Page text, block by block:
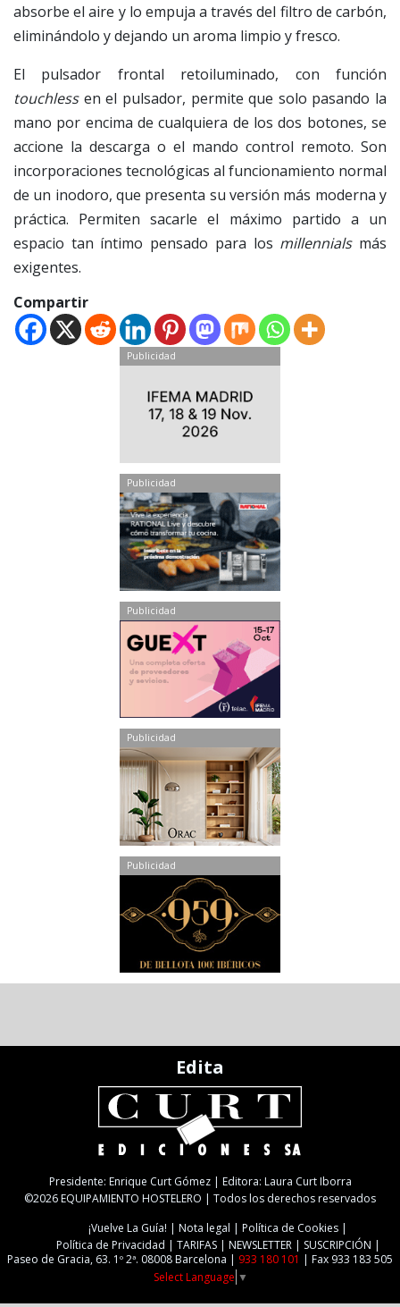
absorbe el aire y lo empuja a través del filtro de carbón,
eliminándolo y dejando un aroma limpio y fresco.
El pulsador frontal retoiluminado, con función
touchlessen el pulsador, permite que solo pasando la
mano por encima de cualquiera de los dos botones, se
accione la descarga o el mando control remoto. Son
incorporaciones tecnológicas al funcionamiento normal
de un inodoro, que presenta su versión más moderna y
práctica. Permiten sacarle el máximo partido a un
espacio tan íntimo pensado para los millennialsmás
exigentes.
Compartir
Publicidad
Publicidad
Publicidad
Publicidad
Publicidad
Edita
Presidente: Enrique Curt Gómez | Editora: Laura Curt Iborra
©2026 EQUIPAMIENTO HOSTELERO | Todos los derechos reservados
¡Vuelve La Guía!
Nota legal
Política de Cookies
Política de Privacidad
TARIFAS NEWSLETTER
SUSCRIPCIÓN
Paseo de Gracia, 63. 1º 2ª. 08008 Barcelona | 933 180 101 | Fax 933 183 505
Select Language ▼